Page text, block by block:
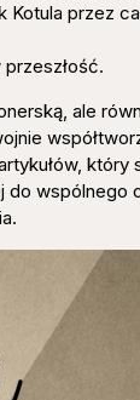
przez
ale
który
wspólnego